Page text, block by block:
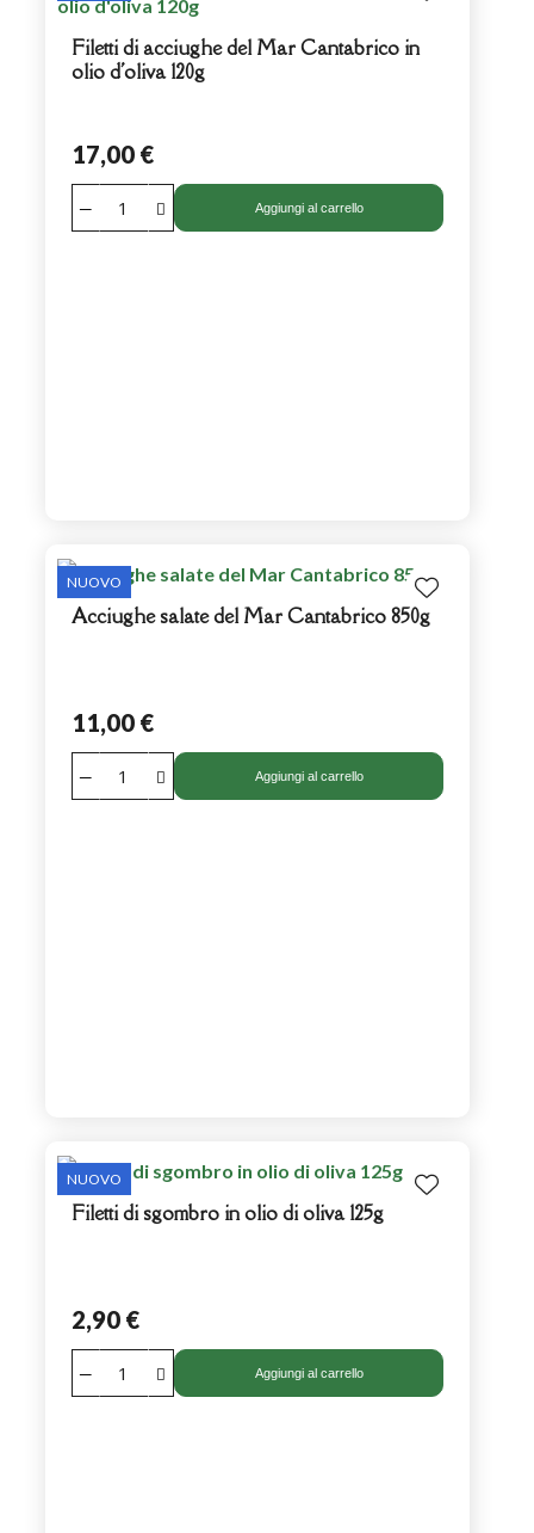
Filetti di acciughe del Mar Cantabrico in
olio d'oliva 120g
17,00 €
Aggiungi al carrello
Acciughe salate del Mar Cantabrico 850g
11,00 €
Aggiungi al carrello
NUOVO
Filetti di sgombro in olio di oliva 125g
2,90 €
Aggiungi al carrello
NUOVO